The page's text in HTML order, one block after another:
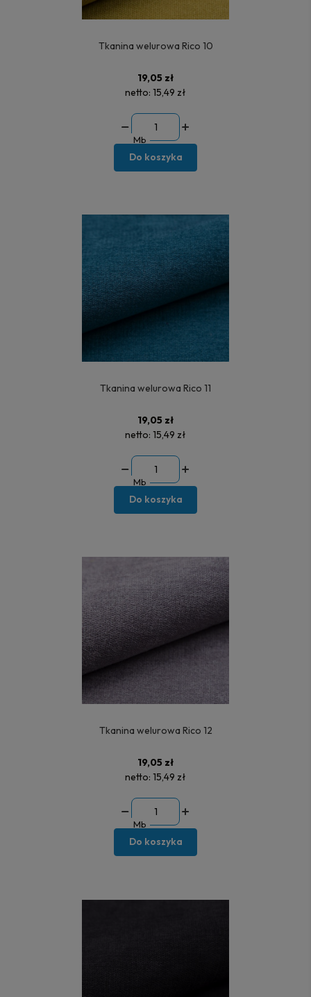
Tkanina welurowa Rico 10
19,05 zł
netto: 15,49 zł
Mb
Do koszyka
Tkanina welurowa Rico 11
19,05 zł
netto: 15,49 zł
Mb
Do koszyka
Tkanina welurowa Rico 12
19,05 zł
netto: 15,49 zł
Mb
Do koszyka